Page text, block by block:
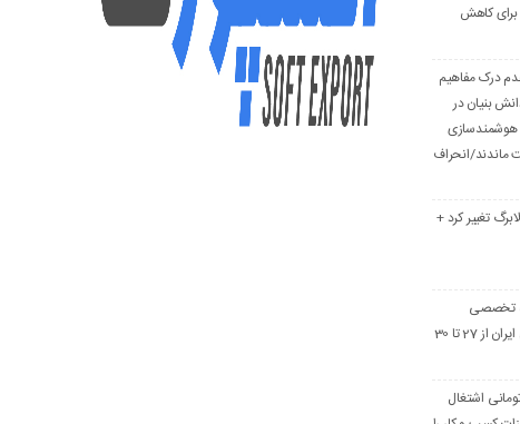
برای کاهش
درک مفاهیم
بنیان در
هوشمندسازی
انحراف
تغییر کرد +
تخصصی
صنعت ساختمان ایران از 27 تا 30
تومانی اشتغال